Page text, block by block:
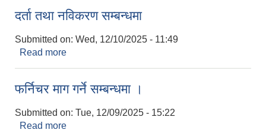
दर्ता तथा नविकरण सम्बन्धमा
Submitted on: Wed, 12/10/2025 - 11:49
Read more
फर्निचर माग गर्ने सम्बन्धमा ।
Submitted on: Tue, 12/09/2025 - 15:22
Read more